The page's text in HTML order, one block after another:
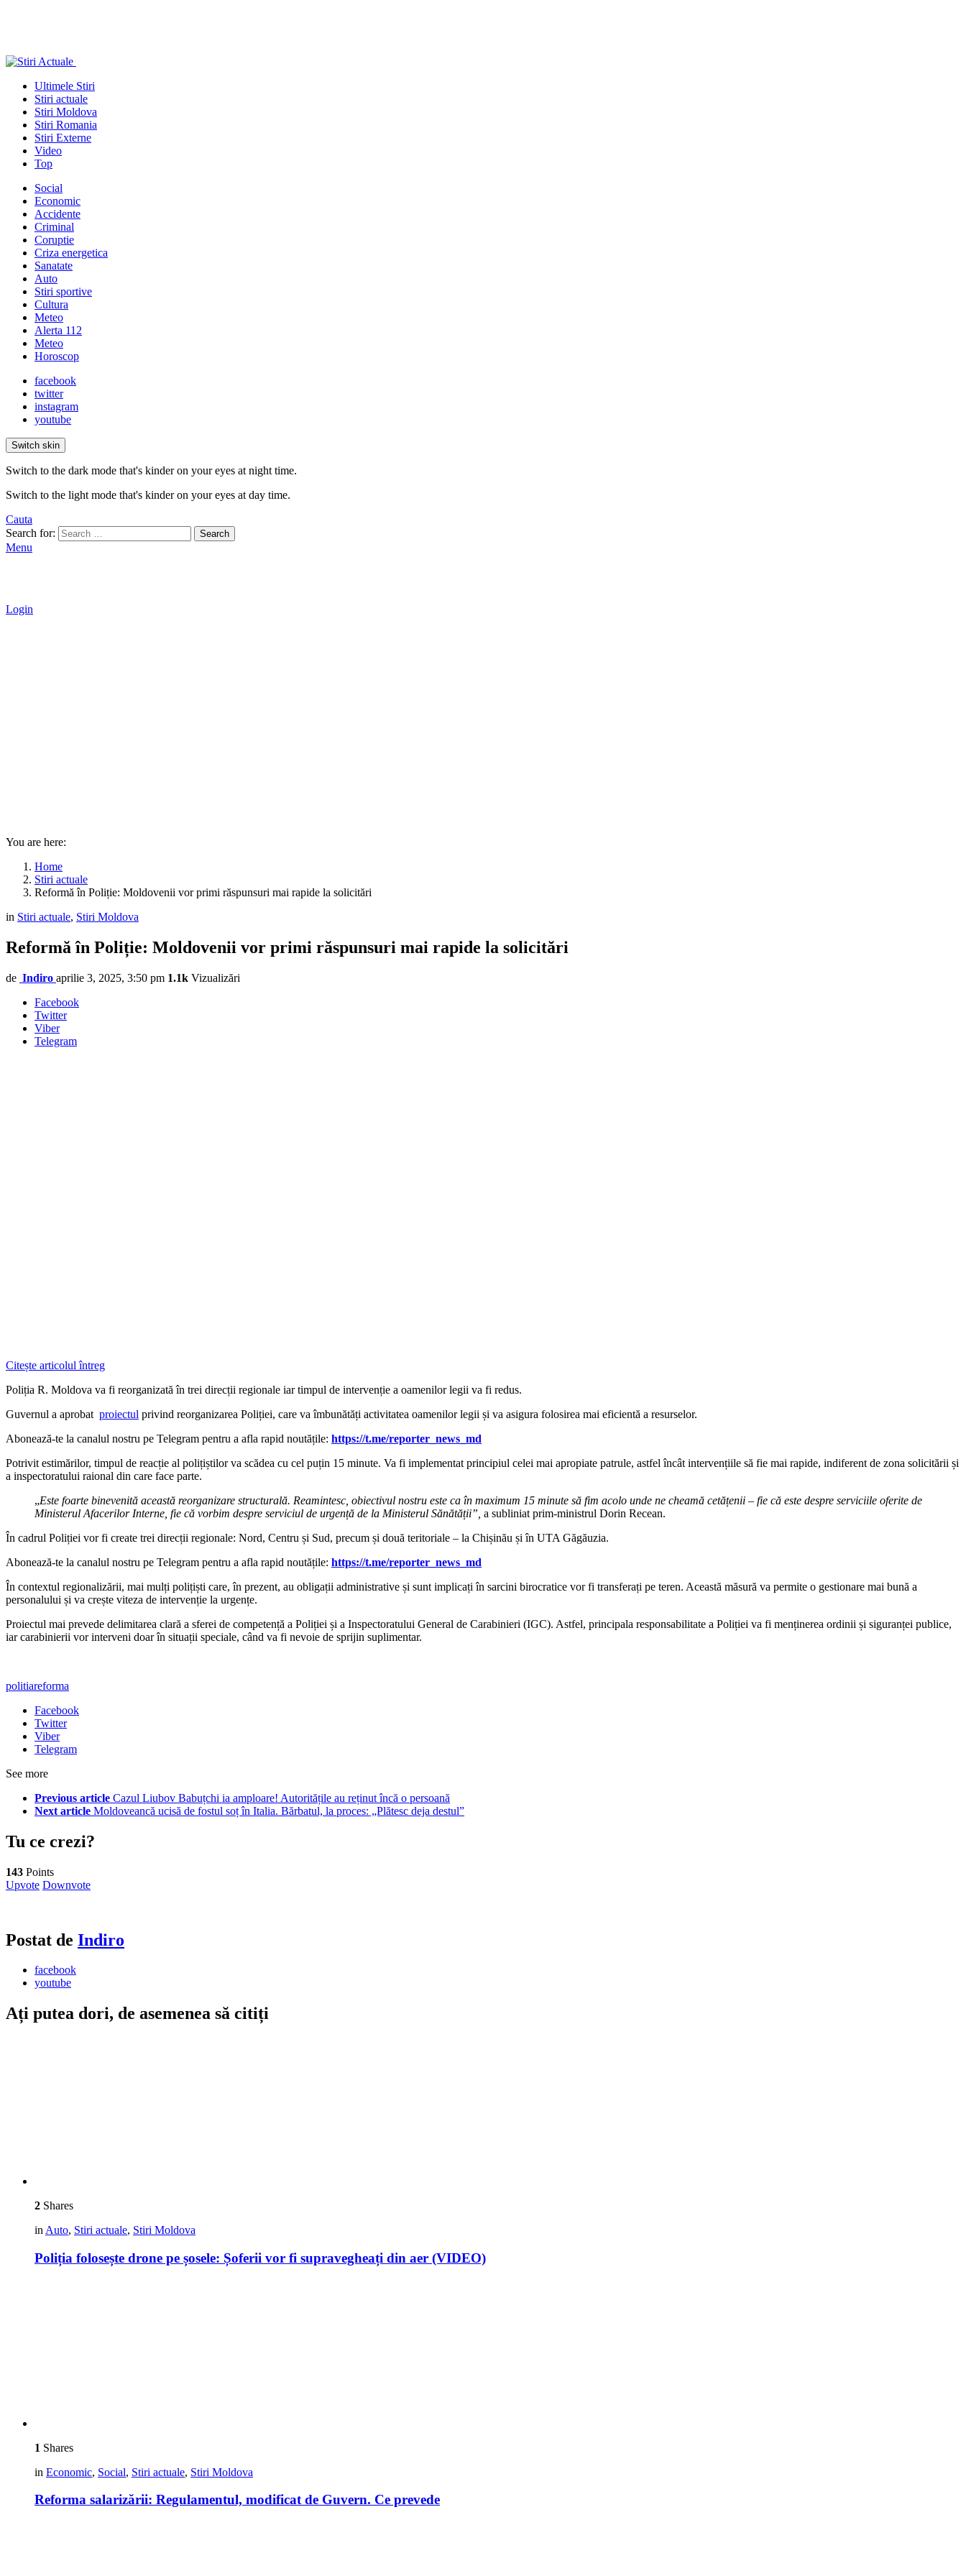
Ultimele Stiri
Stiri actuale
Stiri Moldova
Stiri Romania
Stiri Externe
Video
Top
Social
Economic
Accidente
Criminal
Coruptie
Criza energetica
Sanatate
Auto
Stiri sportive
Cultura
Meteo
Alerta 112
Meteo
Horoscop
facebook
twitter
instagram
youtube
Switch skin
Switch to the dark mode that's kinder on your eyes at night time.
Switch to the light mode that's kinder on your eyes at day time.
Cauta
Search for:
Search
Menu
Login
You are here:
Home
Stiri actuale
Reformă în Poliție: Moldovenii vor primi răspunsuri mai rapide la solicitări
in Stiri actuale, Stiri Moldova
Reformă în Poliție: Moldovenii vor primi răspunsuri mai rapide la solicitări
de Indiro aprilie 3, 2025, 3:50 pm 1.1k Vizualizări
Facebook
Twitter
Viber
Telegram
Citește articolul întreg
Poliția R. Moldova va fi reorganizată în trei direcții regionale iar timpul de intervenție a oamenilor legii va fi redus.
Guvernul a aprobat proiectul privind reorganizarea Poliției, care va îmbunătăți activitatea oamenilor legii și va asigura folosirea mai eficientă a resurselor.
‍Abonează-te la canalul nostru pe Telegram pentru a afla rapid noutățile: https://t.me/reporter_news_md
Potrivit estimărilor, timpul de reacție al polițiștilor va scădea cu cel puțin 15 minute. Va fi implementat principiul celei mai apropiate patrule, astfel încât intervențiile să fie mai rapide, indiferent de zona solicitării și
a inspectoratului raional din care face parte.
„Este foarte binevenită această reorganizare structurală. Reamintesc, obiectivul nostru este ca în maximum 15 minute să fim acolo unde ne cheamă cetățenii – fie că este despre serviciile oferite de
Ministerul Afacerilor Interne, fie că vorbim despre serviciul de urgență de la Ministerul Sănătății”, a subliniat prim-ministrul Dorin Recean.
În cadrul Poliției vor fi create trei direcții regionale: Nord, Centru și Sud, precum și două teritoriale – la Chișinău și în UTA Găgăuzia.
‍Abonează-te la canalul nostru pe Telegram pentru a afla rapid noutățile: https://t.me/reporter_news_md
În contextul regionalizării, mai mulți polițiști care, în prezent, au obligații administrative și sunt implicați în sarcini birocratice vor fi transferați pe teren. Această măsură va permite o gestionare mai bună a
personalului și va crește viteza de intervenție la urgențe.
Proiectul mai prevede delimitarea clară a sferei de competență a Poliției și a Inspectoratului General de Carabinieri (IGC). Astfel, principala responsabilitate a Poliției va fi menținerea ordinii și siguranței publice,
iar carabinierii vor interveni doar în situații speciale, când va fi nevoie de sprijin suplimentar.
politiareforma
Facebook
Twitter
Viber
Telegram
See more
Previous article Cazul Liubov Babuțchi ia amploare! Autoritățile au reținut încă o persoană
Next article Moldoveancă ucisă de fostul soț în Italia. Bărbatul, la proces: „Plătesc deja destul”
Tu ce crezi?
143 Points
Upvote Downvote
Postat de Indiro
facebook
youtube
Ați putea dori, de asemenea să citiți
2 Shares
in Auto, Stiri actuale, Stiri Moldova
Poliția folosește drone pe șosele: Șoferii vor fi supravegheați din aer (VIDEO)
1 Shares
in Economic, Social, Stiri actuale, Stiri Moldova
Reforma salarizării: Regulamentul, modificat de Guvern. Ce prevede